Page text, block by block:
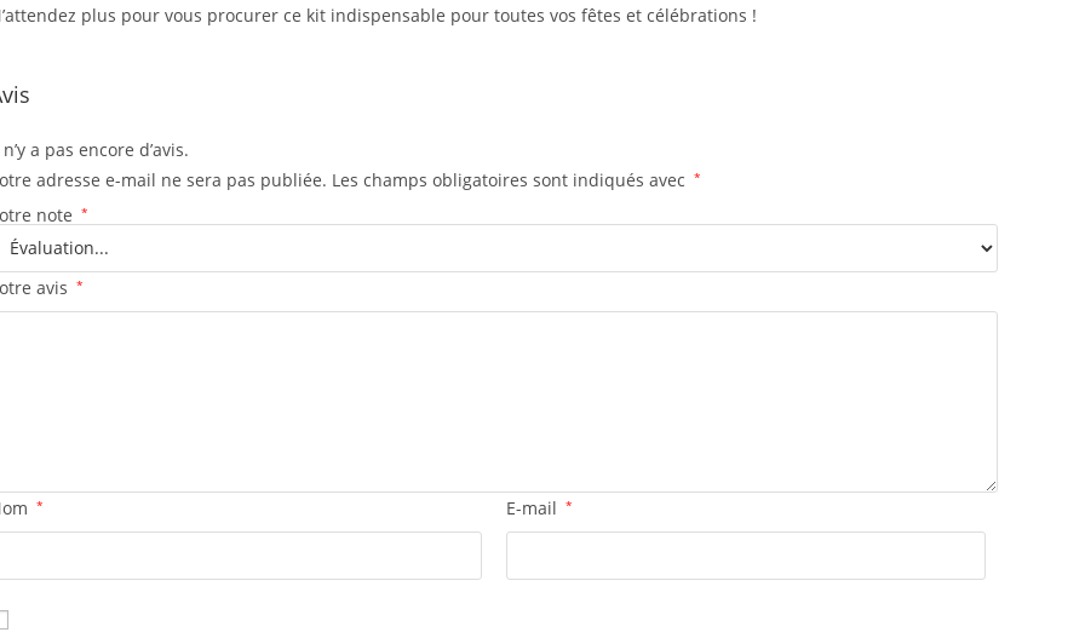
plus pour vous procurer ce kit indispensable pour toutes vos fêtes et célébrations !
a pas encore d’avis.
adresse e-mail ne sera pas publiée. Les champs obligatoires sont indiqués avec *
note *
avis *
* E-mail *